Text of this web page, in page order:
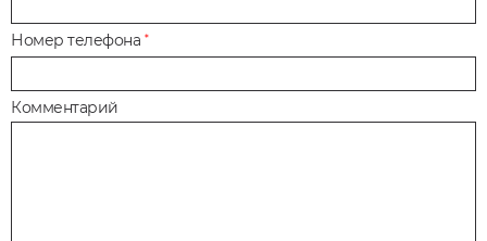
Номер телефона *
Комментарий